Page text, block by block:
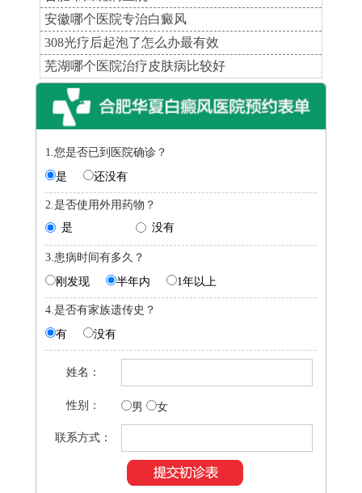
安徽哪个医院专治白癜风
308光疗后起泡了怎么办最有效
芜湖哪个医院治疗皮肤病比较好
1.您是否已到医院确诊？
是
还没有
2.是否使用外用药物？
是
没有
3.患病时间有多久？
刚发现
半年内 1年以上
4.是否有家族遗传史？
有
没有
姓名：
性别： 男 女
联系方式：